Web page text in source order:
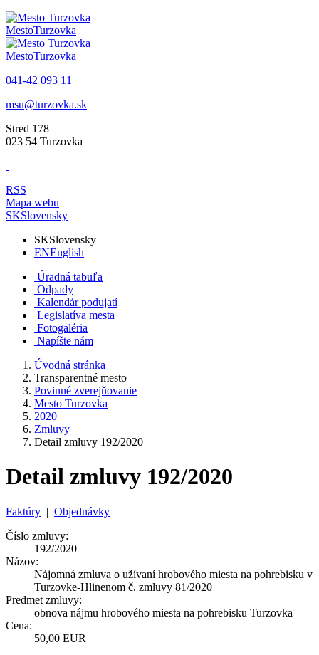
MestoTurzovka
MestoTurzovka
041-42 093 11
msu@turzovka.sk
Stred 178
023 54 Turzovka
RSS
Mapa webu
SKSlovensky
SKSlovensky
ENEnglish
Úradná tabuľa
Odpady
Kalendár podujatí
Legislatíva mesta
Fotogaléria
Napíšte nám
Úvodná stránka
Transparentné mesto
Povinné zverejňovanie
Mesto Turzovka
2020
Zmluvy
Detail zmluvy 192/2020
Detail zmluvy 192/2020
Faktúry | Objednávky
Číslo zmluvy:
192/2020
Názov:
Nájomná zmluva o užívaní hrobového miesta na pohrebisku v
Turzovke-Hlinenom č. zmluvy 81/2020
Predmet zmluvy:
obnova nájmu hrobového miesta na pohrebisku Turzovka
Cena:
50,00 EUR